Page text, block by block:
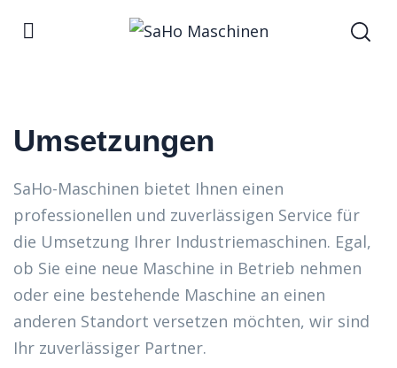
Umsetzungen
SaHo-Maschinen bietet Ihnen einen
professionellen und zuverlässigen Service für
die Umsetzung Ihrer Industriemaschinen. Egal,
ob Sie eine neue Maschine in Betrieb nehmen
oder eine bestehende Maschine an einen
anderen Standort versetzen möchten, wir sind
Ihr zuverlässiger Partner.